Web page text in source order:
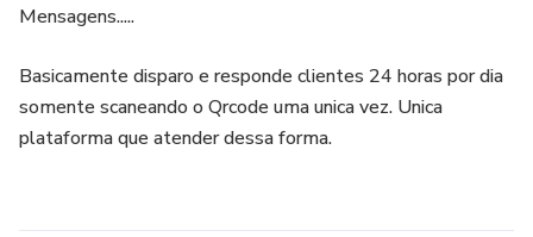
Mensagens.....
Basicamente disparo e responde clientes 24 horas por dia
somente scaneando o Qrcode uma unica vez. Unica
plataforma que atender dessa forma.